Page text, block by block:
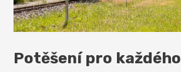
Potěšení pro každého